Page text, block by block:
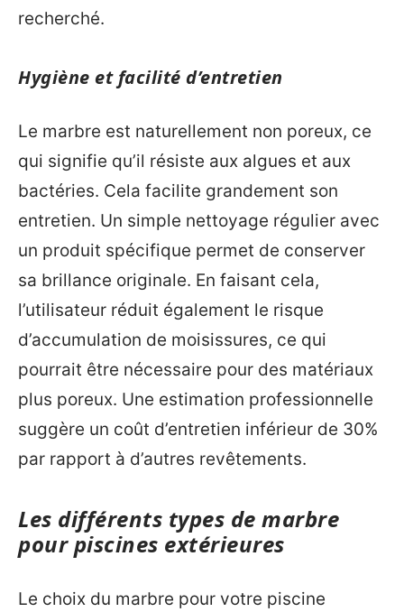
recherché.
Hygiène et facilité d’entretien
Le marbre est naturellement non poreux, ce
qui signifie qu’il résiste aux algues et aux
bactéries. Cela facilite grandement son
entretien. Un simple nettoyage régulier avec
un produit spécifique permet de conserver
sa brillance originale. En faisant cela,
l’utilisateur réduit également le risque
d’accumulation de moisissures, ce qui
pourrait être nécessaire pour des matériaux
plus poreux. Une estimation professionnelle
suggère un coût d’entretien inférieur de 30%
par rapport à d’autres revêtements.
Les différents types de marbre
pour piscines extérieures
Le choix du marbre pour votre piscine